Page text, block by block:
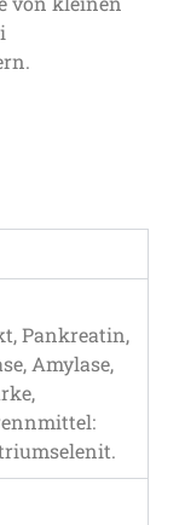
Pankreatin,
Amylase,